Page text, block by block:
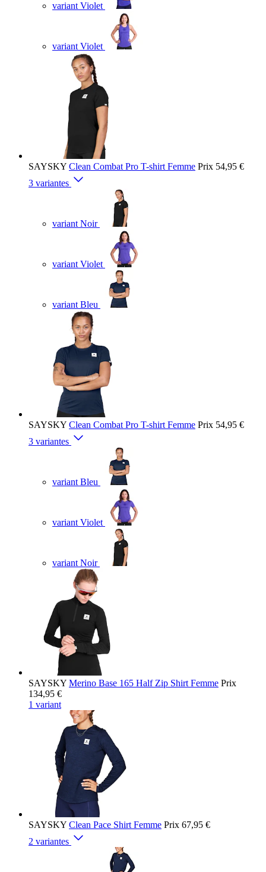
variant Violet
variant Violet
SAYSKY Clean Combat Pro T-shirt Femme Prix 54,95 €
3 variantes
variant Noir
variant Violet
variant Bleu
SAYSKY Clean Combat Pro T-shirt Femme Prix 54,95 €
3 variantes
variant Bleu
variant Violet
variant Noir
SAYSKY Merino Base 165 Half Zip Shirt Femme Prix
134,95 €
1 variant
SAYSKY Clean Pace Shirt Femme Prix 67,95 €
2 variantes